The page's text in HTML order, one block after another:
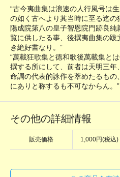
“古今夷曲集は浪速の人行風号は
の如く古へより其当時に至る迄
陽成院第八の皇子智恩院門跡良
覧に供したる事、後撰夷曲集の
き絶好書なり。”
“萬載狂歌集と徳和歌後萬載集と
撰する所にして、前者は天明三
命調の代表的詠作を萃めたるも
にありと称するも不可なからん。”
その他の詳細情報
販売価格 1,000円(税込)